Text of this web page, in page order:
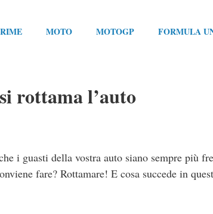
MOTO MOTOGP FORMULA
rottama l’auto
i guasti della vostra auto siano sempre più
fare? Rottamare! E cosa succede in